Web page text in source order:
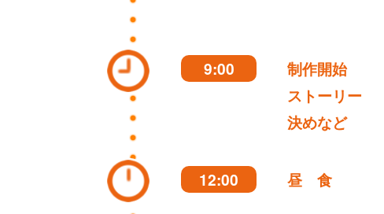
9:00
制作開始
ストーリー
決めなど
12:00 昼 食